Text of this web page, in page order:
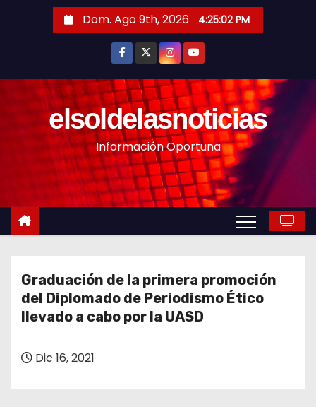
n
Dom. Ago 9th, 2026 4:25:04 PM
elsoldelasnoticias
Información Oportuna
Graduación de la primera promoción
del Diplomado de Periodismo Ético
llevado a cabo por la UASD
Dic 16, 2021